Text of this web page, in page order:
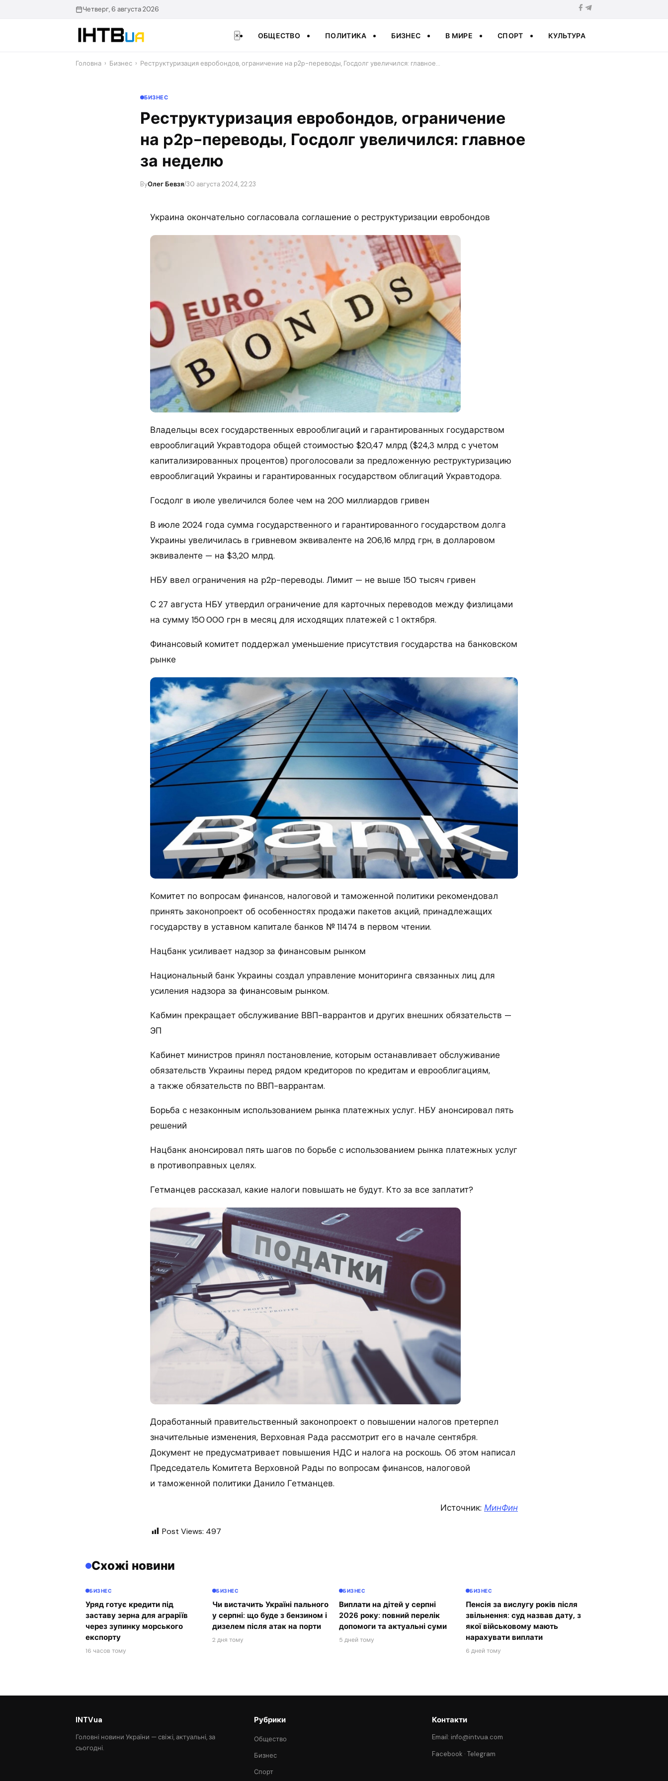
Четверг, 6 августа 2026
× ОБЩЕСТВО ПОЛИТИКА БИЗНЕС В МИРЕ СПОРТ КУЛЬТУРА
Головна › Бизнес › Реструктуризация евробондов, ограничение на p2p-переводы, Госдолг увеличился: главное…
БИЗНЕС
Реструктуризация евробондов, ограничение
на p2p-переводы, Госдолг увеличился: главное
за неделю
ByОлег Бевзя/30 августа 2024, 22:23
Украина окончательно согласовала соглашение о реструктуризации евробондов
Владельцы всех государственных еврооблигаций и гарантированных государством
еврооблигаций Укравтодора общей стоимостью $20,47 млрд ($24,3 млрд с учетом
капитализированных процентов) проголосовали за предложенную реструктуризацию
еврооблигаций Украины и гарантированных государством облигаций Укравтодора.
Госдолг в июле увеличился более чем на 200 миллиардов гривен
В июле 2024 года сумма государственного и гарантированного государством долга
Украины увеличилась в гривневом эквиваленте на 206,16 млрд грн, в долларовом
эквиваленте — на $3,20 млрд.
НБУ ввел ограничения на p2p-переводы. Лимит — не выше 150 тысяч гривен
С 27 августа НБУ утвердил ограничение для карточных переводов между физлицами
на сумму 150 000 грн в месяц для исходящих платежей с 1 октября.
Финансовый комитет поддержал уменьшение присутствия государства на банковском
рынке
Комитет по вопросам финансов, налоговой и таможенной политики рекомендовал
принять законопроект об особенностях продажи пакетов акций, принадлежащих
государству в уставном капитале банков № 11474 в первом чтении.
Нацбанк усиливает надзор за финансовым рынком
Национальный банк Украины создал управление мониторинга связанных лиц для
усиления надзора за финансовым рынком.
Кабмин прекращает обслуживание ВВП-варрантов и других внешних обязательств —
ЭП
Кабинет министров принял постановление, которым останавливает обслуживание
обязательств Украины перед рядом кредиторов по кредитам и еврооблигациям,
а также обязательств по ВВП-варрантам.
Борьба с незаконным использованием рынка платежных услуг. НБУ анонсировал пять
решений
Нацбанк анонсировал пять шагов по борьбе с использованием рынка платежных услуг
в противоправных целях.
Гетманцев рассказал, какие налоги повышать не будут. Кто за все заплатит?
Доработанный правительственный законопроект о повышении налогов претерпел
значительные изменения, Верховная Рада рассмотрит его в начале сентября.
Документ не предусматривает повышения НДС и налога на роскошь. Об этом написал
Председатель Комитета Верховной Рады по вопросам финансов, налоговой
и таможенной политики Данило Гетманцев.
Источник: МинФин
Post Views: 497
Схожі новини
БИЗНЕС
Уряд готує кредити під
заставу зерна для аграріїв
через зупинку морського
експорту
16 часов тому
БИЗНЕС
Чи вистачить Україні пального
у серпні: що буде з бензином і
дизелем після атак на порти
2 дня тому
БИЗНЕС
Виплати на дітей у серпні
2026 року: повний перелік
допомоги та актуальні суми
5 дней тому
БИЗНЕС
Пенсія за вислугу років після
звільнення: суд назвав дату, з
якої військовому мають
нарахувати виплати
6 дней тому
INTVua
Головні новини України — свіжі, актуальні, за
сьогодні.
Рубрики
Общество
Бизнес
Спорт
Контакти
Email: info@intvua.com
Facebook ·Telegram